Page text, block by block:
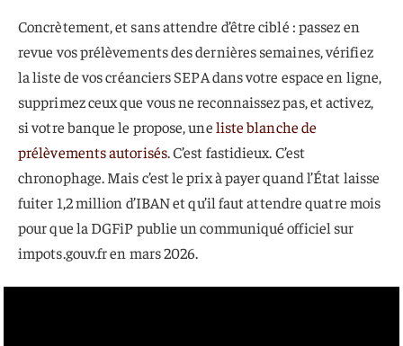
Concrètement, et sans attendre d’être ciblé : passez en
revue vos prélèvements des dernières semaines, vérifiez
la liste de vos créanciers SEPA dans votre espace en ligne,
supprimez ceux que vous ne reconnaissez pas, et activez,
si votre banque le propose, uneliste blanche de
prélèvements autorisés. C’est fastidieux. C’est
chronophage. Mais c’est le prix à payer quand l’État laisse
fuiter 1,2 million d’IBAN et qu’il faut attendre quatre mois
pour que la DGFiP publie un communiqué officiel sur
impots.gouv.fr en mars 2026.